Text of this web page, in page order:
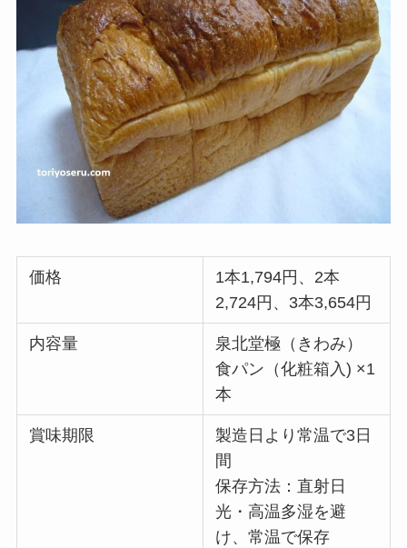
価格
1本1,794円、2本
2,724円、3本3,654円
内容量
泉北堂極（きわみ）
食パン（化粧箱入) ×1
本
賞味期限
製造日より常温で3日
間
保存方法：直射日
光・高温多湿を避
け、常温で保存